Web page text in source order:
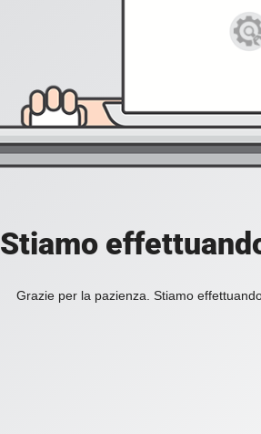
Stiamo
Grazie per la pazienza. Stiamo